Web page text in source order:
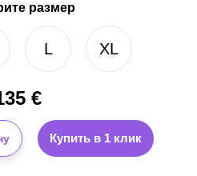
размер
L XL
€
Купить в 1 клик